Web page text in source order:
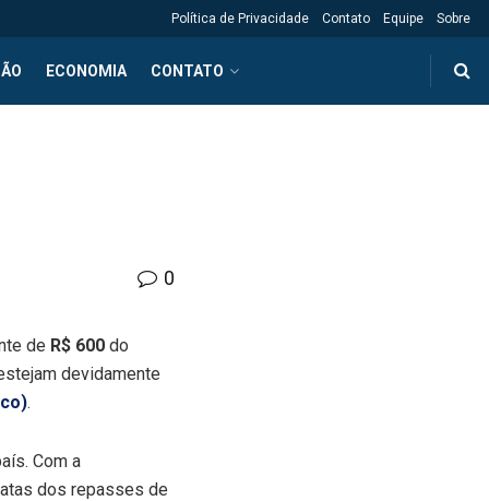
Política de Privacidade Contato Equipe Sobre
ECONOMIA CONTATO
0
de R$ 600 do
devidamente
.
Com a
dos repasses de